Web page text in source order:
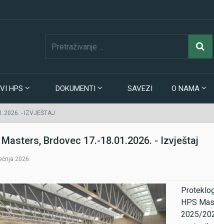
HPS DOKUMENTI SAVEZI O NAMA
- IZVJEŠTAJ
Masters, Brdovec 17.-18.01.2026. - Izvještaj
2026.
HPS
2025/